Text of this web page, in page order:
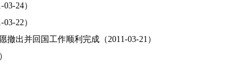
24）
22）
撤出并回国工作顺利完成（2011-03-21）